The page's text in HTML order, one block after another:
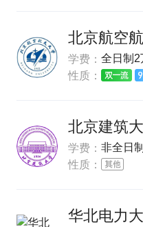
北京航空
学费： 全日制2
性质：
北京建筑
学费： 非全日
性质：
华北电力